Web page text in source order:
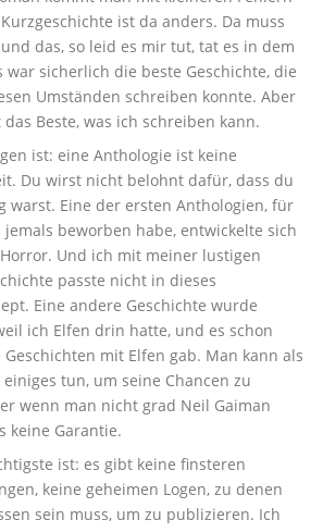
ist da anders. Da muss
das, so leid es mir tut, tat es in dem
war sicherlich die beste Geschichte, die
Umständen schreiben konnte. Aber
Beste, was ich schreiben kann.
ist: eine Anthologie ist keine
Du wirst nicht belohnt dafür, dass du
warst. Eine der ersten Anthologien, für
beworben habe, entwickelte sich
Und ich mit meiner lustigen
passte nicht in dieses
Eine andere Geschichte wurde
ich Elfen drin hatte, und es schon
Geschichten mit Elfen gab. Man kann als
tun, um seine Chancen zu
wenn man nicht grad Neil Gaiman
keine Garantie.
ist: es gibt keine finsteren
keine geheimen Logen, zu denen
sein muss, um zu publizieren. Ich